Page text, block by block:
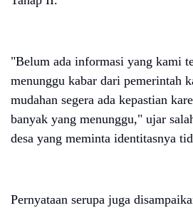
"Belum ada informasi yang kami
menunggu kabar dari pemerintah
mudahan segera ada kepastian
banyak yang menunggu," ujar
desa yang meminta identitasnya
Pernyataan serupa juga